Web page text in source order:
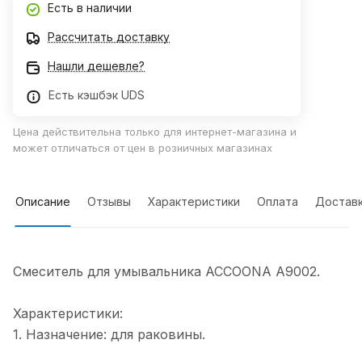
Есть в наличии
Рассчитать доставку
Нашли дешевле?
Есть кэшбэк UDS
Цена действительна только для интернет-магазина и
может отличаться от цен в розничных магазинах
Описание Отзывы Характеристики Оплата
Смеситель для умывальника ACCOONA A9002.
Характеристики:
1. Назначение: для раковины.